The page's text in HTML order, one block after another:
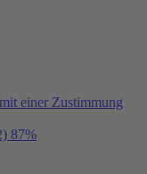
einer Zustimmung
87%